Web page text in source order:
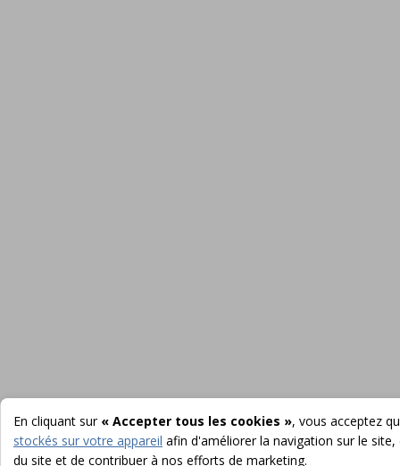
En cliquant sur « Accepter tous les cookies », vous acceptez
stockés sur votre appareil afin d'améliorer la navigation sur le
du site et de contribuer à nos efforts de marketing.